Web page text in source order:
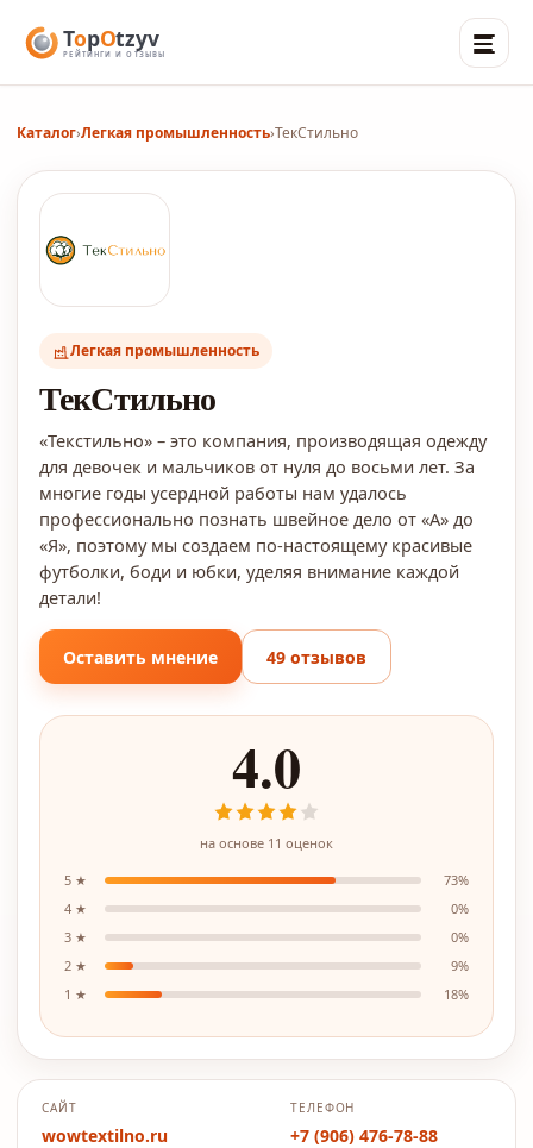
Каталог›Легкая промышленность›ТекСтильно
Легкая промышленность
ТекСтильно
«Текстильно» – это компания, производящая одежду
для девочек и мальчиков от нуля до восьми лет. За
многие годы усердной работы нам удалось
профессионально познать швейное дело от «А» до
«Я», поэтому мы создаем по-настоящему красивые
футболки, боди и юбки, уделяя внимание каждой
детали!
Оставить мнение 49 отзывов
4.0
на основе 11 оценок
5 ★ 73%
4 ★ 0%
3 ★ 0%
2 ★ 9%
1 ★ 18%
САЙТ
wowtextilno.ru
ТЕЛЕФОН
+7 (906) 476-78-88